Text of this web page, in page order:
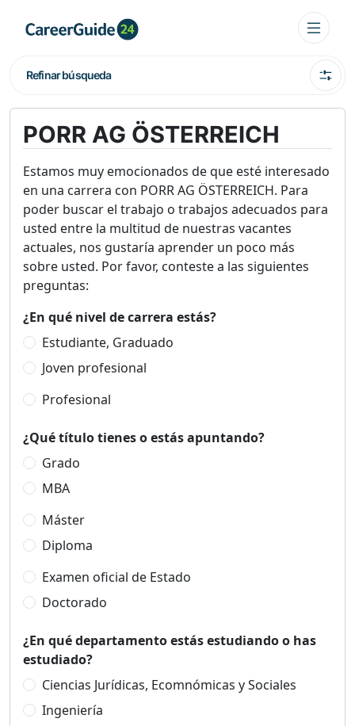
Refinar búsqueda
PORR AG ÖSTERREICH
Estamos muy emocionados de que esté interesado
en una carrera con PORR AG ÖSTERREICH. Para
poder buscar el trabajo o trabajos adecuados para
usted entre la multitud de nuestras vacantes
actuales, nos gustaría aprender un poco más
sobre usted. Por favor, conteste a las siguientes
preguntas:
¿En qué nivel de carrera estás?
Estudiante, Graduado
Joven profesional
Profesional
¿Qué título tienes o estás apuntando?
Grado
MBA
Máster
Diploma
Examen oficial de Estado
Doctorado
¿En qué departamento estás estudiando o has
estudiado?
Ciencias Jurídicas, Ecomnómicas y Sociales
Ingeniería